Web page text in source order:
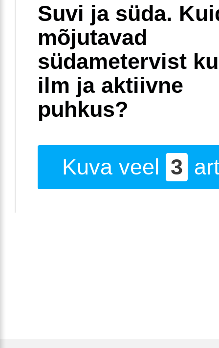
Suvi ja süda.
mõjutavad
südametervist
ilm ja aktiivne
puhkus?
Kuva veel 3